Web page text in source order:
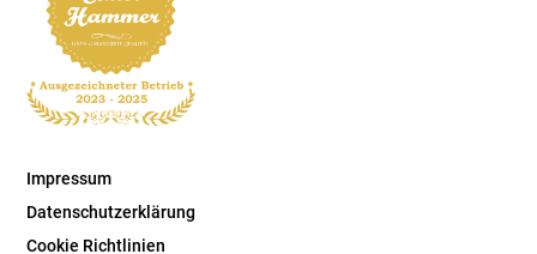
Impressum
Datenschutzerklärung
Cookie Richtlinien